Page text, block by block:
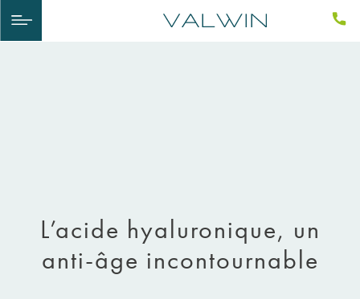
L’acide hyaluronique, un
anti-âge incontournable